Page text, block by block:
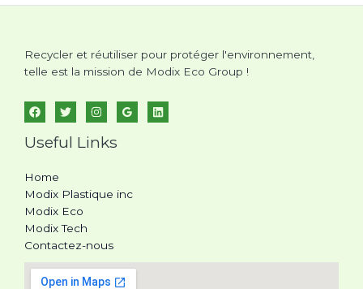
Recycler et réutiliser pour protéger l'environnement,
telle est la mission de Modix Eco Group !
Useful Links
Home
Modix Plastique inc
Modix Eco
Modix Tech
Contactez-nous